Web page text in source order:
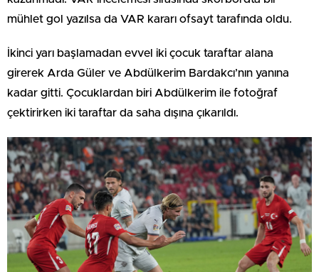
mühlet gol yazılsa da VAR kararı ofsayt tarafında oldu.
İkinci yarı başlamadan evvel iki çocuk taraftar alana
girerek Arda Güler ve Abdülkerim Bardakcı’nın yanına
kadar gitti. Çocuklardan biri Abdülkerim ile fotoğraf
çektirirken iki taraftar da saha dışına çıkarıldı.